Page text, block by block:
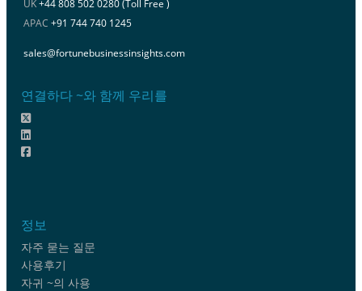
UK+44 808 502 0280 (Toll Free )
APAC +91 744 740 1245
sales@fortunebusinessinsights.com
연결하다 ~와 함께 우리를
정보
자주 묻는 질문
사용후기
자귀 ~의 사용